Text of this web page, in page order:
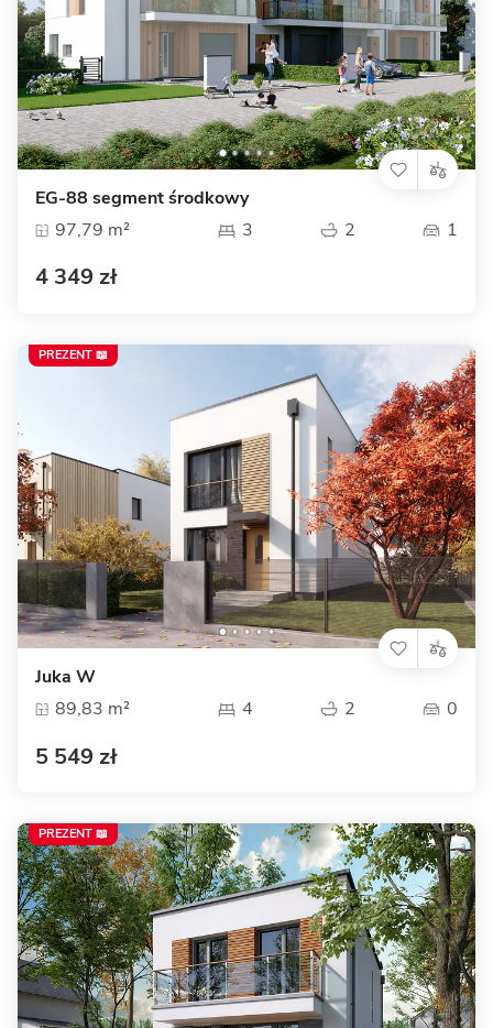
EG-88 segment środkowy
97,79 m²
3 2 1
4 349 zł
Juka W
89,83 m²
4 2 0
5 549 zł
PREZENT 📖
PREZENT 📖